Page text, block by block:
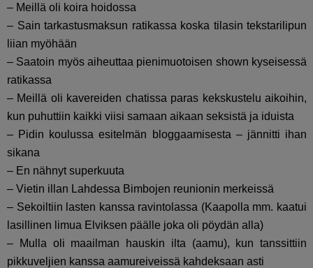
– Meillä oli koira hoidossa
– Sain tarkastusmaksun ratikassa koska tilasin tekstarilipun
liian myöhään
– Saatoin myös aiheuttaa pienimuotoisen shown kyseisessä
ratikassa
– Meillä oli kavereiden chatissa paras kekskustelu aikoihin,
kun puhuttiin kaikki viisi samaan aikaan seksistä ja iduista
– Pidin koulussa esitelmän bloggaamisesta – jännitti ihan
sikana
– En nähnyt superkuuta
– Vietin illan Lahdessa Bimbojen reunionin merkeissä
– Sekoiltiin lasten kanssa ravintolassa (Kaapolla mm. kaatui
lasillinen limua Elviksen päälle joka oli pöydän alla)
– Mulla oli maailman hauskin ilta (aamu), kun tanssittiin
pikkuveljien kanssa aamureiveissä kahdeksaan asti